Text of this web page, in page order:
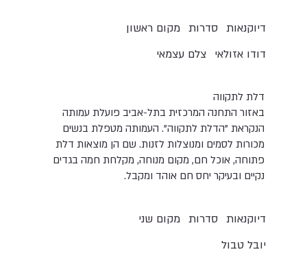
מקום ראשון סדרות דיוקנאות
צלם עצמאי
דודו אזולאי
דלת לתקווה
באזור התחנה המרכזית בתל-אביב פועלת עמותה
הנקראת "הדלת לתקווה". העמותה מטפלת בנשים
מכורות לסמים ומנוצלות לזנות. שם הן מוצאות דלת
פתוחה, אוכל חם, מקום מנוחה, מקלחת חמה בגדים
נקיים ובעיקר יחס חם אוהד ומקבל.
מקום שני סדרות דיוקנאות
יובל טבול